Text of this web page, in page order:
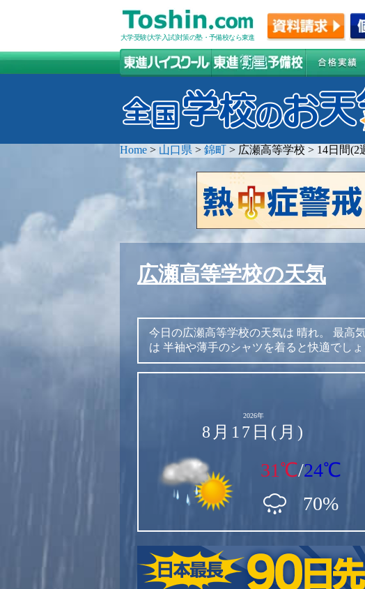
大学受験(大学入試)対策の塾・予備校なら東進
Home > 山口県 > 錦町 > 広瀬高等学校 > 14日間(2
広瀬高等学校の天気
今日の広瀬高等学校の天気は 晴れ。 最高
は 半袖や薄手のシャツを着ると快適でしょ
2026年
8月17日(月)
31℃/24℃
70%